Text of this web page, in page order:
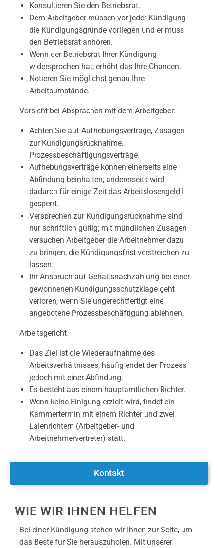
Konsultieren Sie den Betriebsrat.
Dem Arbeitgeber müssen vor jeder Kündigung
die Kündigungsgründe vorliegen und er muss
den Betriebsrat anhören.
Wenn der Betriebsrat Ihrer Kündigung
widersprochen hat, erhöht das Ihre Chancen.
Notieren Sie möglichst genau Ihre
Arbeitsumstände.
Vorsicht bei Absprachen mit dem Arbeitgeber:
Achten Sie auf Aufhebungsverträge, Zusagen
zur Kündigungsrücknahme,
Prozessbeschäftigungsverträge.
Aufhebungsverträge können einerseits eine
Abfindung beinhalten, andererseits wird
dadurch für einige Zeit das Arbeitslosengeld I
gesperrt.
Versprechen zur Kündigungsrücknahme sind
nur schriftlich gültig; mit mündlichen Zusagen
versuchen Arbeitgeber die Arbeitnehmer dazu
zu bringen, die Kündigungsfrist verstreichen zu
lassen.
Ihr Anspruch auf Gehaltsnachzahlung bei einer
gewonnenen Kündigungsschutzklage geht
verloren, wenn Sie ungerechtfertigt eine
angebotene Prozessbeschäftigung ablehnen.
Arbeitsgericht
Das Ziel ist die Wiederaufnahme des
Arbeitsverhältnisses, häufig endet der Prozess
jedoch mit einer Abfindung.
Es besteht aus einem hauptamtlichen Richter.
Wenn keine Einigung erzielt wird, findet ein
Kammertermin mit einem Richter und zwei
Laienrichtern (Arbeitgeber- und
Arbeitnehmervertreter) statt.
Kontakt
WIE WIR IHNEN HELFEN
Bei einer Kündigung stehen wir Ihnen zur Seite, um
das Beste für Sie herauszuholen. Mit unserer